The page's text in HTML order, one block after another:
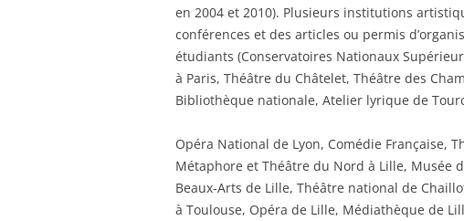
en 2004 et 2010). Plusieurs institutions
conférences et des articles ou permis
étudiants (Conservatoires Nationaux
à Paris, Théâtre du Châtelet, Théâtre des
Bibliothèque nationale, Atelier lyrique de
Opéra National de Lyon, Comédie Française,
Métaphore et Théâtre du Nord à Lille, Musée
Beaux-Arts de Lille, Théâtre national de
à Toulouse, Opéra de Lille, Médiathèque de